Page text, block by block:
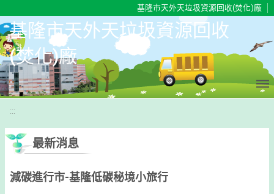
基隆市天外天垃圾資源回收(焚化)廠
基隆市天外天垃圾資源回收
(焚化)廠
:::
最新消息
減碳進行市-基隆低碳秘境小旅行